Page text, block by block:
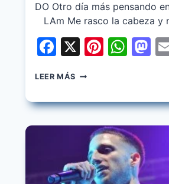
DO Otro día más pensando
LAm Me rasco la cabeza y
Facebook
X
LEER MÁS THE
PENSANDO
CHICA